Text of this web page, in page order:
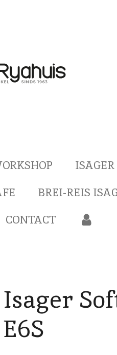
BREI-REIS
CONTACT
Isager
E6S